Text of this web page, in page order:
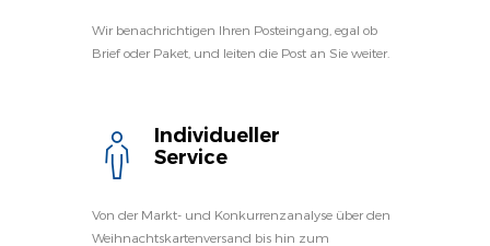
Wir benachrichtigen Ihren Posteingang, egal ob
Brief oder Paket, und leiten die Post an Sie weiter.
Individueller
Service
Von der Markt- und Konkurrenzanalyse über den
Weihnachtskartenversand bis hin zum